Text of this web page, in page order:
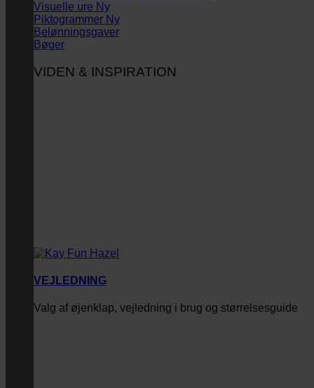
Visuelle ure
Piktogrammer
Belønningsgaver
Bøger
VIDEN & INSPIRATION
VEJLEDNING
Valg af øjenklap, vejledning i brug og størrelsesguide